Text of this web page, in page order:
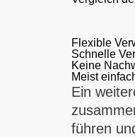
Flexible
Schnelle
Keine
Meist
Ein
führen